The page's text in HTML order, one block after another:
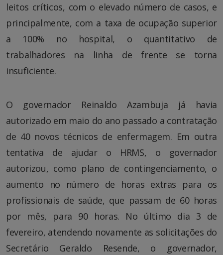
leitos críticos, com o elevado número de casos, e
principalmente, com a taxa de ocupação superior
a 100% no hospital, o quantitativo de
trabalhadores na linha de frente se torna
insuficiente.
O governador Reinaldo Azambuja já havia
autorizado em maio do ano passado a contratação
de 40 novos técnicos de enfermagem. Em outra
tentativa de ajudar o HRMS, o governador
autorizou, como plano de contingenciamento, o
aumento no número de horas extras para os
profissionais de saúde, que passam de 60 horas
por mês, para 90 horas. No último dia 3 de
fevereiro, atendendo novamente as solicitações do
Secretário Geraldo Resende, o governador,